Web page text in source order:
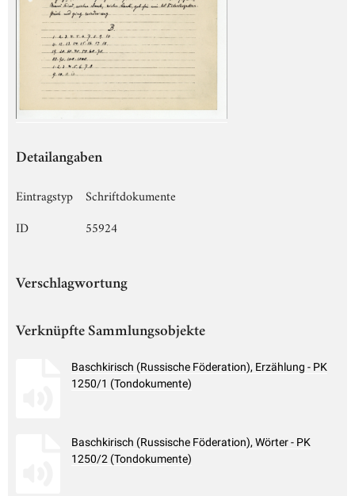
Detailangaben
Eintragstyp
Schriftdokumente
ID
55924
Verschlagwortung
Verknüpfte Sammlungsobjekte
Baschkirisch (Russische Föderation), Erzählung - PK
1250/1 (Tondokumente)
Baschkirisch (Russische Föderation), Wörter - PK
1250/2 (Tondokumente)